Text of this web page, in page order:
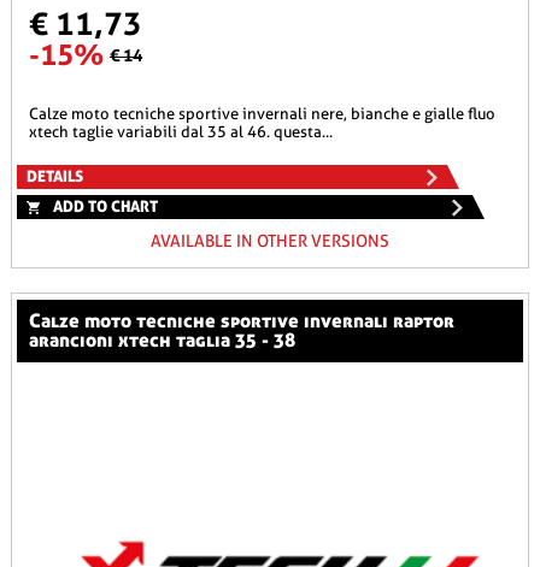
€ 11,73
-15% € 14
calze moto tecniche sportive invernali nere, bianche e gialle fluo
xtech taglie variabili dal 35 al 46. questa...
DETAILS
ADD TO CHART
AVAILABLE IN OTHER VERSIONS
calze moto tecniche sportive invernali raptor
arancioni xtech taglia 35 - 38